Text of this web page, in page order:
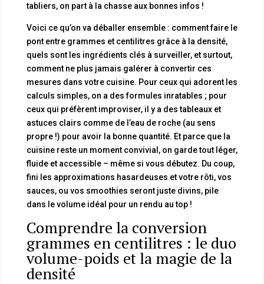
tabliers, on part à la chasse aux bonnes infos !
Voici ce qu’on va déballer ensemble : comment faire le
pont entre grammes et centilitres grâce à la densité,
quels sont les ingrédients clés à surveiller, et surtout,
comment ne plus jamais galérer à convertir ces
mesures dans votre cuisine. Pour ceux qui adorent les
calculs simples, on a des formules inratables ; pour
ceux qui préfèrent improviser, il y a des tableaux et
astuces clairs comme de l’eau de roche (au sens
propre !) pour avoir la bonne quantité. Et parce que la
cuisine reste un moment convivial, on garde tout léger,
fluide et accessible – même si vous débutez. Du coup,
fini les approximations hasardeuses et votre rôti, vos
sauces, ou vos smoothies seront juste divins, pile
dans le volume idéal pour un rendu au top !
Comprendre la conversion
grammes en centilitres : le duo
volume-poids et la magie de la
densité